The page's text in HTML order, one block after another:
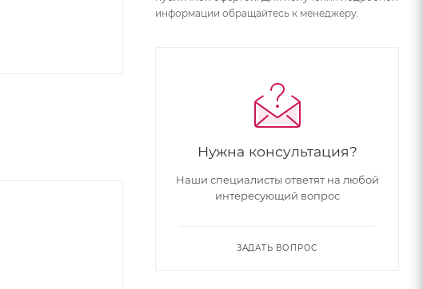
информации обращайтесь к менеджеру.
Нужна консультация?
Наши специалисты ответят на любой
интересующий вопрос
ЗАДАТЬ ВОПРОС